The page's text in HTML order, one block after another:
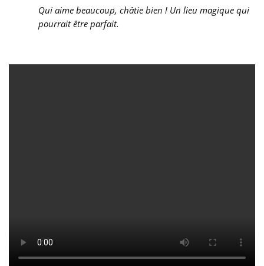
Qui aime beaucoup, châtie bien ! Un lieu magique qui
pourrait être parfait.